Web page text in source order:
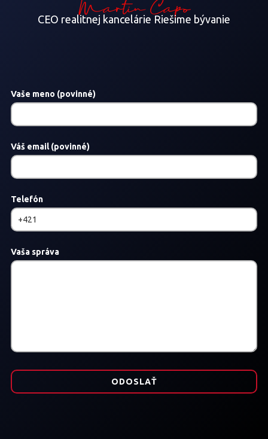
Martin Čapo
CEO realitnej kancelárie Riešime bývanie
Vaše meno (povinné)
Váš email (povinné)
Telefón
Vaša správa